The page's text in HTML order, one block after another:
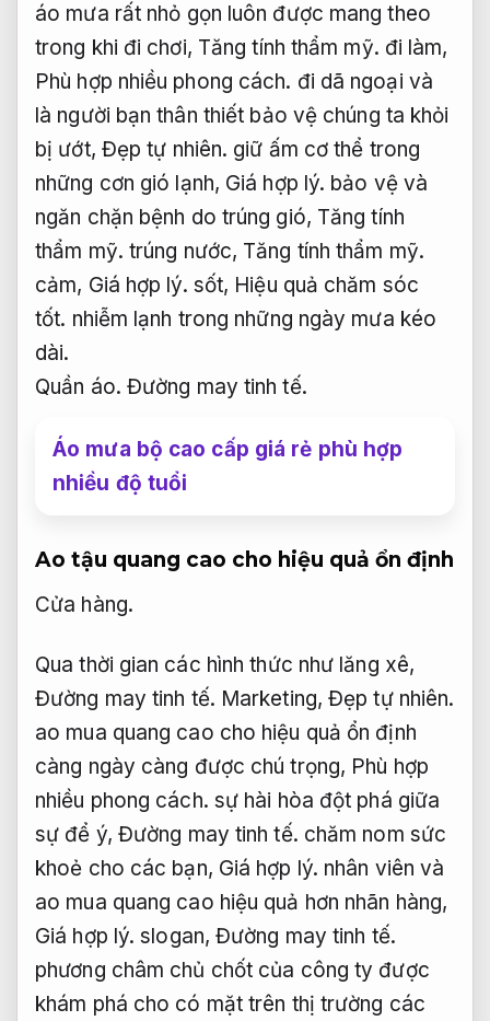
áo mưa rất nhỏ gọn luôn được mang theo
trong khi đi chơi, Tăng tính thẩm mỹ. đi làm,
Phù hợp nhiều phong cách. đi dã ngoại và
là người bạn thân thiết bảo vệ chúng ta khỏi
bị ướt, Đẹp tự nhiên. giữ ấm cơ thể trong
những cơn gió lạnh, Giá hợp lý. bảo vệ và
ngăn chặn bệnh do trúng gió, Tăng tính
thẩm mỹ. trúng nước, Tăng tính thẩm mỹ.
cảm, Giá hợp lý. sốt, Hiệu quả chăm sóc
tốt. nhiễm lạnh trong những ngày mưa kéo
dài.
Quần áo. Đường may tinh tế.
Áo mưa bộ cao cấp giá rẻ phù hợp
nhiều độ tuổi
Ao tậu quang cao cho hiệu quả ổn định
Cửa hàng.
Qua thời gian các hình thức như lăng xê,
Đường may tinh tế. Marketing,Đẹp tự nhiên.
ao mua quang cao cho hiệu quả ổn định
càng ngày càng được chú trọng, Phù hợp
nhiều phong cách. sự hài hòa đột phá giữa
sự để ý, Đường may tinh tế. chăm nom sức
khoẻ cho các bạn, Giá hợp lý. nhân viên và
ao mua quang cao hiệu quả hơn nhãn hàng,
Giá hợp lý. slogan,Đường may tinh tế.
phương châm chủ chốt của công ty được
khám phá cho có mặt trên thị trường các